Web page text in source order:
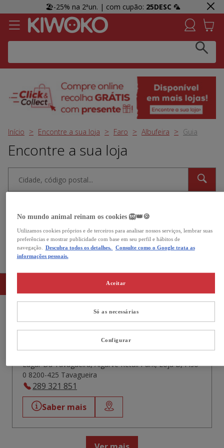
🏖️-25% na 2ªun. | com cupão: 25DESC 🦜
Click & Collect:Recolha GRÁTIS em loja e receba uma
prenda 👀 Agora em mais lojas!
Início Encontre a sua loja Faro Albufeira Guia
Encontre a sua loja
Aberto agora
As nossas lojas no Guia
Kiwoko Algarve Retail Park
235 Avaliações
Fechado agora.Abre às 10:00
Lugar Da Tavagueira, Algarve Retail Park, Loja B, Piso
0 8200-425 Tavagueira
289 321 851
Saber mais
No mundo animal reinam os cookies 🦁👑🍪
Utilizamos cookies próprios e de terceiros para analisar nossos serviços, lembrar suas
preferências e mostrar publicidade com base em seu perfil e hábitos de
navegação.
Descubra todos os detalhes.
Consulte como o Google trata as
informações pessoais.
Só as necessárias
Aceitar
Configurar